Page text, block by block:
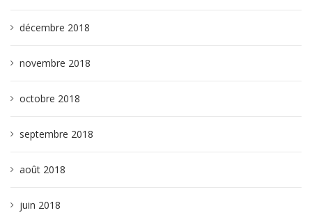
décembre 2018
novembre 2018
octobre 2018
septembre 2018
août 2018
juin 2018